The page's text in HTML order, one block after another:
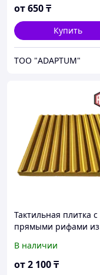
от650₸
Купить
ТОО "ADAPTUM"
Тактильная плитка с
прямыми рифами из
В наличии
от2 100₸